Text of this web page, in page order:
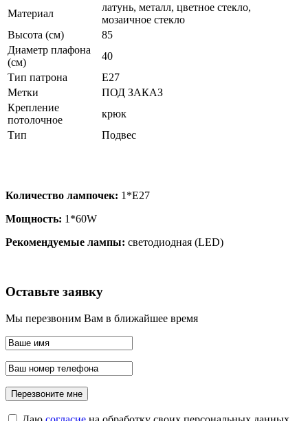
Материал
латунь, металл, цветное стекло,
мозаичное стекло
Высота (см)
85
Диаметр плафона
(см)
40
Тип патрона
Е27
Метки
ПОД ЗАКАЗ
Крепление
потолочное
крюк
Тип
Подвес
Количество лампочек: 1*Е27
Мощность: 1*60W
Рекомендуемые лампы: светодиодная (LED)
Оставьте заявку
Мы перезвоним Вам в ближайшее время